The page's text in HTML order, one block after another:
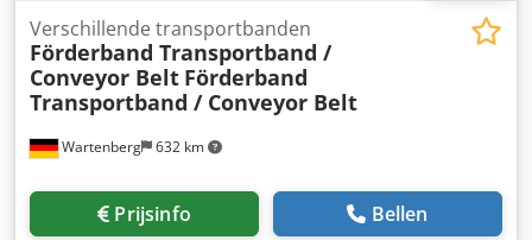
Wartenberg 632 km
Verschillende transportbanden
Förderband Transportband /
Conveyor Belt Förderband
Transportband / Conveyor Belt
Prijsinfo Bellen